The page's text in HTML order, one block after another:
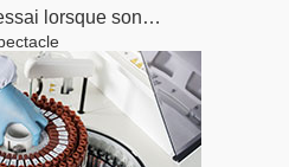
lorsque son
d’analyseurs
a été lancé avec